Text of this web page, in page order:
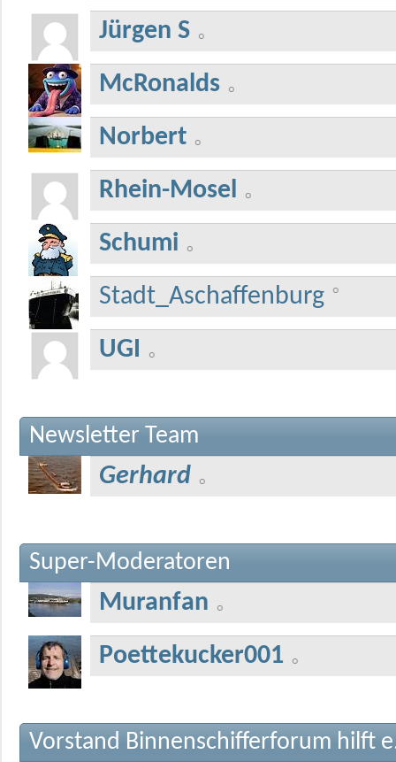
Jürgen S
McRonalds
Norbert
Rhein-Mosel
Schumi
Stadt_Aschaffenburg
UGI
Newsletter Team
Gerhard
Super-Moderatoren
Muranfan
Poettekucker001
Vorstand Binnenschifferforum hilft